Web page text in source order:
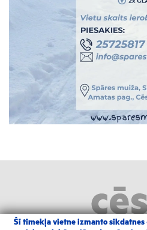
Šī tīmekļa vietne izmanto sīkdatnes